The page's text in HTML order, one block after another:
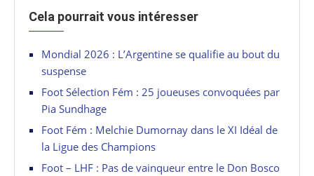
Cela pourrait vous intéresser
Mondial 2026 : L’Argentine se qualifie au bout du
suspense
Foot Sélection Fém : 25 joueuses convoquées par
Pia Sundhage
Foot Fém : Melchie Dumornay dans le XI Idéal de
la Ligue des Champions
Foot – LHF : Pas de vainqueur entre le Don Bosco